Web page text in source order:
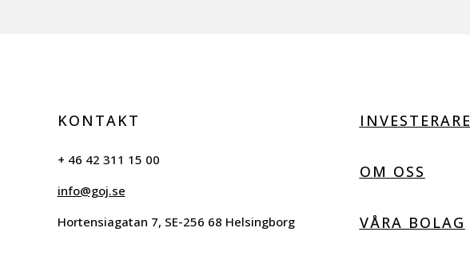
KONTAKT
+ 46 42 311 15 00
info@goj.se
Hortensiagatan 7, SE-256 68 Helsingborg
INVESTERARE
OM OSS
VÅRA BOLAG